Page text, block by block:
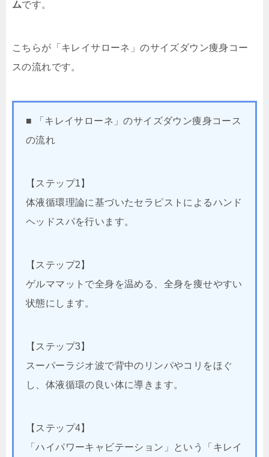
ムです。
こちらが「キレイサローネ」のサイズダウン痩身コー
スの流れです。
■ 「キレイサローネ」のサイズダウン痩身コース
の流れ
【ステップ1】
体液循環理論に基づいたセラピストによるハンド
ヘッドスパを行います。
【ステップ2】
ゲルママットで全身を温める、全身を痩せやすい
状態にします。
【ステップ3】
スーパーラジオ波で背中のリンパやコリをほぐ
し、体液循環の良い体に導きます。
【ステップ4】
「ハイパワーキャビテーション」という「キレイ